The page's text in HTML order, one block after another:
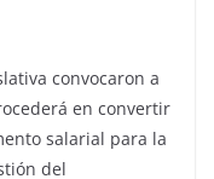
convocaron a
en convertir
salarial para la
del